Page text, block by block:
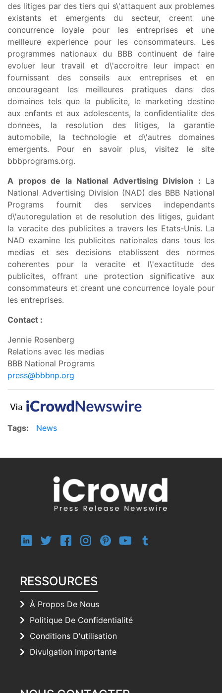
des litiges par des tiers qui s\'attaquent aux problemes
existants et emergents du secteur, creent une
concurrence loyale pour les entreprises et une
meilleure experience pour les consommateurs. Les
programmes nationaux du BBB continuent de faire
evoluer leur travail et d\'accroitre leur impact en
fournissant des conseils aux entreprises et en
encourageant les meilleures pratiques dans des
domaines tels que la publicite, le marketing destine
aux enfants et aux adolescents, la confidentialite des
donnees, la resolution des litiges, la garantie
automobile, la technologie et d\'autres domaines
emergents. Pour en savoir plus, visitez le site
bbbprograms.org.
A propos de la National Advertising Division : La
National Advertising Division (NAD) des BBB National
Programs fournit des services independants
d\'autoregulation et de resolution des litiges, guidant
la veracite des publicites a travers les Etats-Unis. La
NAD examine les publicites nationales dans tous les
medias et ses decisions etablissent des normes
coherentes pour la veracite et l\'exactitude des
publicites, offrant une protection significative aux
consommateurs et creant une concurrence loyale pour
les entreprises.
Contact :
Jennie Rosenberg
Relations avec les medias
BBB National Programs
press@bbbnp.org
Tags: News
RESSOURCES
À Propos De Nous
Politique De Confidentialité
Conditions D'utilisation
Divulgation Importante